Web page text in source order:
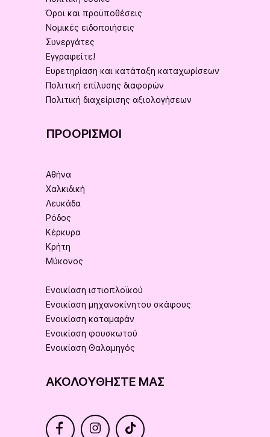
Όροι και προϋποθέσεις
Νομικές ειδοποιήσεις
Συνεργάτες
Εγγραφείτε!
Ευρετηρίαση και κατάταξη καταχωρίσεων
Πολιτική επίλυσης διαφορών
Πολιτική διαχείρισης αξιολογήσεων
ΠΡΟΟΡΙΣΜΟΊ
Αθήνα
Χαλκιδική
Λευκάδα
Ρόδος
Κέρκυρα
Κρήτη
Μύκονος
Ενοικίαση ιστιοπλοϊκού
Ενοικίαση μηχανοκίνητου σκάφους
Ενοικίαση καταμαράν
Ενοικίαση φουσκωτού
Ενοικίαση Θαλαμηγός
ΑΚΟΛΟΥΘΉΣΤΕ ΜΑΣ